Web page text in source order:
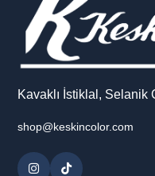
Kavaklı İstiklal, Selanik
shop@keskincolor.com